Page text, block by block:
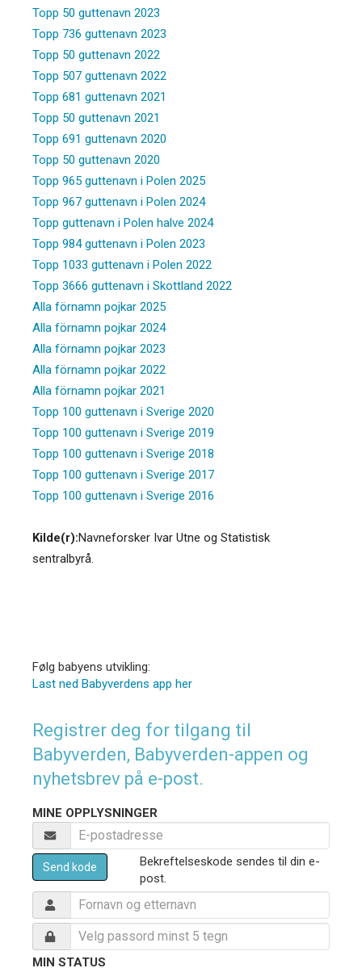
Topp 50 guttenavn 2023
Topp 736 guttenavn 2023
Topp 50 guttenavn 2022
Topp 507 guttenavn 2022
Topp 681 guttenavn 2021
Topp 50 guttenavn 2021
Topp 691 guttenavn 2020
Topp 50 guttenavn 2020
Topp 965 guttenavn i Polen 2025
Topp 967 guttenavn i Polen 2024
Topp guttenavn i Polen halve 2024
Topp 984 guttenavn i Polen 2023
Topp 1033 guttenavn i Polen 2022
Topp 3666 guttenavn i Skottland 2022
Alla förnamn pojkar 2025
Alla förnamn pojkar 2024
Alla förnamn pojkar 2023
Alla förnamn pojkar 2022
Alla förnamn pojkar 2021
Topp 100 guttenavn i Sverige 2020
Topp 100 guttenavn i Sverige 2019
Topp 100 guttenavn i Sverige 2018
Topp 100 guttenavn i Sverige 2017
Topp 100 guttenavn i Sverige 2016
Kilde(r):Navneforsker Ivar Utne og Statistisk
sentralbyrå.
Følg babyens utvikling:
Last ned Babyverdens app her
Registrer deg for tilgang til
Babyverden, Babyverden-appen og
nyhetsbrev på e-post.
MINE OPPLYSNINGER
Send kode
Bekreftelseskode sendes til din e-
post.
MIN STATUS